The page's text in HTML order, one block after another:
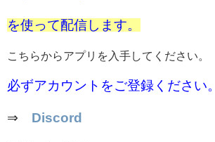
を使って配信します。
こちらからアプリを入手してください。
必ずアカウントをご登録ください。
⇒ Discord